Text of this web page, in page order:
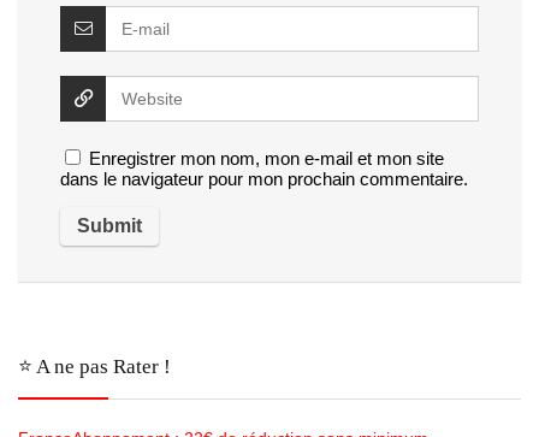
Enregistrer mon nom, mon e-mail et mon site
dans le navigateur pour mon prochain commentaire.
⭐️ A ne pas Rater !